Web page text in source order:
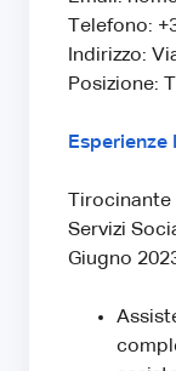
Telefono:
Indirizzo:
Posizione:
Servizi
Giugno